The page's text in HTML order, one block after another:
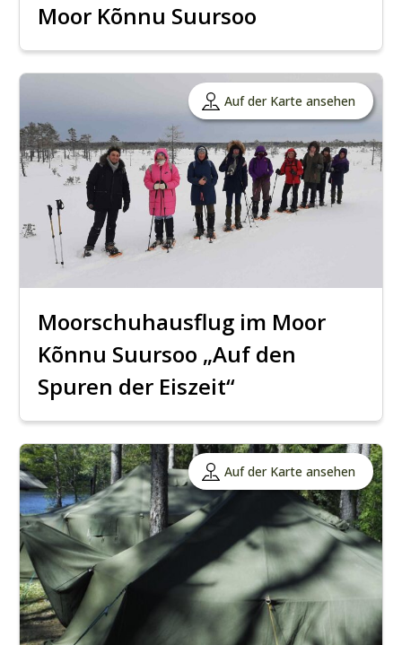
Moor Kõnnu Suursoo
Auf der Karte ansehen
Moorschuhausflug im Moor
Kõnnu Suursoo „Auf den
Spuren der Eiszeit“
Auf der Karte ansehen